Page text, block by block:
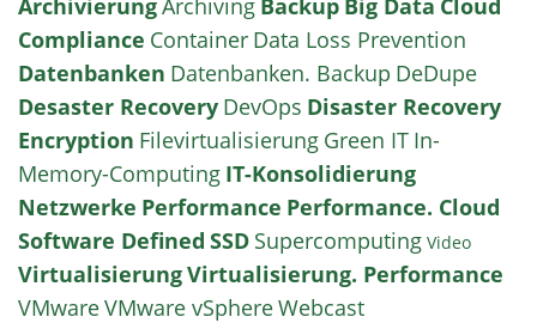
ArchivierungArchiving Backup Big Data Cloud
Compliance Container Data Loss Prevention
Datenbanken Datenbanken. Backup DeDupe
Desaster Recovery DevOps Disaster Recovery
Encryption Filevirtualisierung Green IT In-
Memory-Computing IT-Konsolidierung
Netzwerke Performance Performance. Cloud
Software Defined SSD Supercomputing Video
VirtualisierungVirtualisierung. Performance
VMwareVMware vSphereWebcast